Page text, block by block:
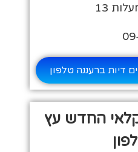
13
דיות ברעננה טלפון
החדש עץ